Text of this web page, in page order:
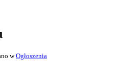
wOgłoszenia